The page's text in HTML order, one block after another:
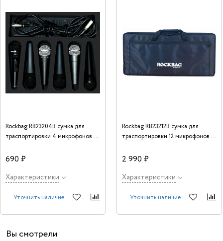
Rockbag RB23204B сумка для
траспортировки 4 микрофонов и
690 ₽
Характеристики
Уточнить наличие
Rockbag RB23212B сумка для
траспортировки 12 микрофонов и
2 990 ₽
Характеристики
Уточнить наличие
Вы смотрели